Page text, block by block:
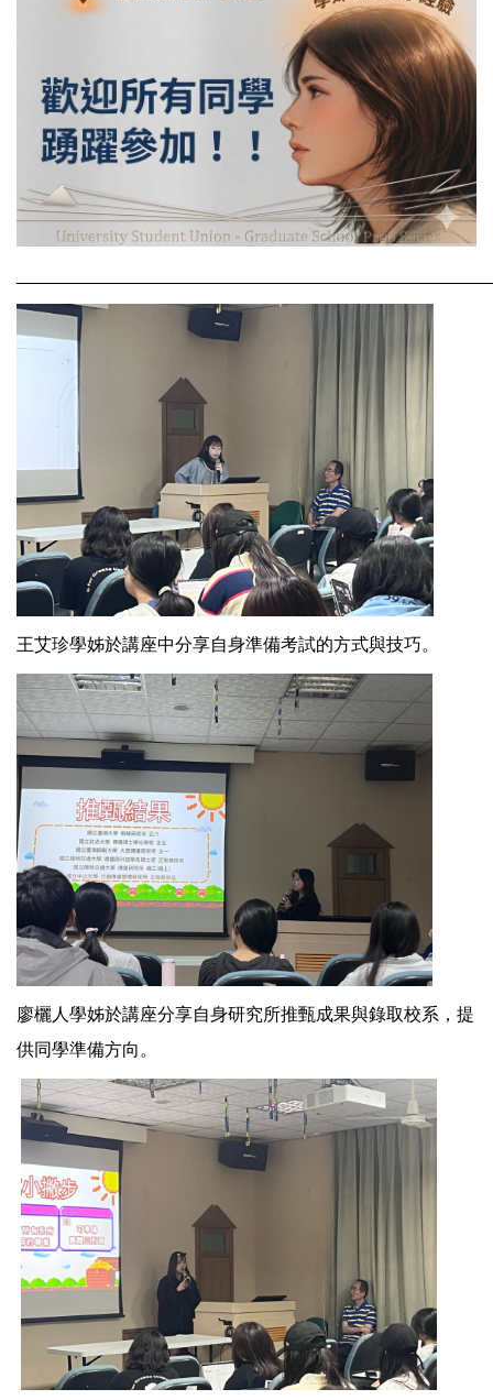
王艾珍學姊於講座中分享自身準備考試的方式與技巧。
廖欐人學姊於講座分享自身研究所推甄成果與錄取校系，提
供同學準備方向。